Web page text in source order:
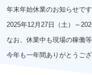
年末年始休業のお知らせです
2025年12月27日（土）～
なお、休業中も現場の稼働
今年も一年間ありがとうご